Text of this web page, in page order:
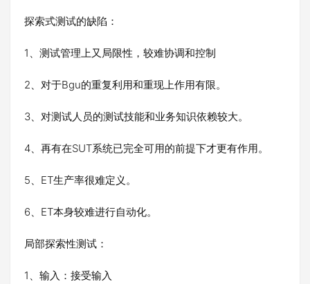
探索式测试的缺陷：
1、测试管理上又局限性，较难协调和控制
2、对于Bgu的重复利用和重现上作用有限。
3、对测试人员的测试技能和业务知识依赖较大。
4、再有在SUT系统已完全可用的前提下才更有作用。
5、ET生产率很难定义。
6、ET本身较难进行自动化。
局部探索性测试：
1、输入：接受输入